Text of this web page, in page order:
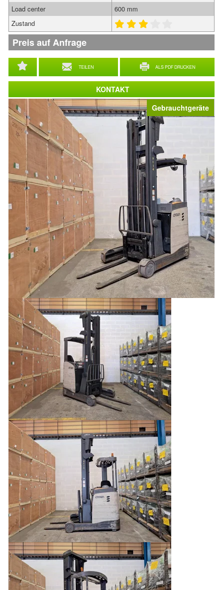
Gebrauchtgeräte
TEILEN ALS PDF DRUCKEN
Load center
600 mm
Zustand
Preis auf Anfrage
KONTAKT